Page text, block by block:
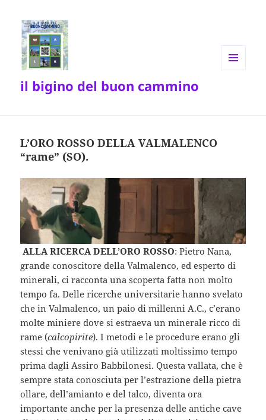
il bigino del buon cammino
L’ORO ROSSO DELLA VALMALENCO
“rame” (SO).
ALLA RICERCA DELL’ORO ROSSO: Pietro Nana,
grande conoscitore della Valmalenco, ed esperto di
minerali, ci racconta una scoperta fatta non molto
tempo fa. Delle ricerche universitarie hanno svelato
che in Valmalenco, un paio di millenni A.C., c’erano
molteminiere dove si estraeva un minerale ricco di
rame (calcopirite). I metodi e le procedure erano gli
stessi che venivano già utilizzati moltissimo tempo
prima dagli Assiro Babbilonesi. Questa vallata, che è
sempre stata conosciuta per l’estrazione della pietra
ollare, dell’amianto e del talco, diventa ora
importante anche per la presenza delle antiche cave